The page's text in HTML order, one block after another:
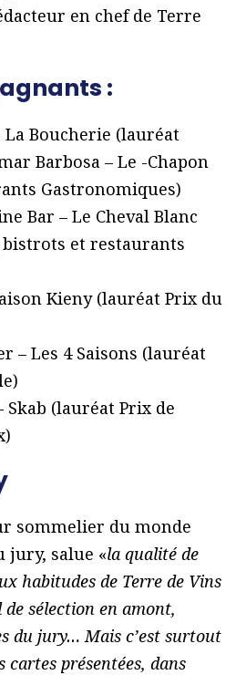
en chef de Terre
:
Boucherie (lauréat
Barbosa – Le -Chapon
Gastronomiques)
Bar – Le Cheval Blanc
et restaurants
Kieny (lauréat Prix du
– Les 4 Saisons (lauréat
Skab (lauréat Prix de
sommelier du monde
jury, salue «la qualité de
habitudes de Terre de Vins
sélection en amont,
du jury… Mais c’est surtout
cartes présentées, dans